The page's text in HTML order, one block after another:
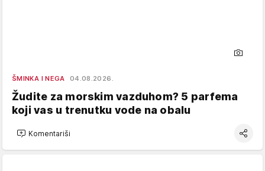
ŠMINKA I NEGA 04.08.2026.
Žudite za morskim vazduhom? 5 parfema
koji vas u trenutku vode na obalu
Komentariši